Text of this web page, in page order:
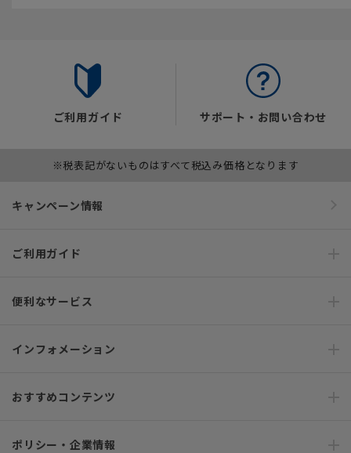
ご利用ガイド サポート・お問い合わせ
※税表記がないものはすべて税込み価格となります
キャンペーン情報
ご利用ガイド
便利なサービス
インフォメーション
おすすめコンテンツ
ポリシー・企業情報